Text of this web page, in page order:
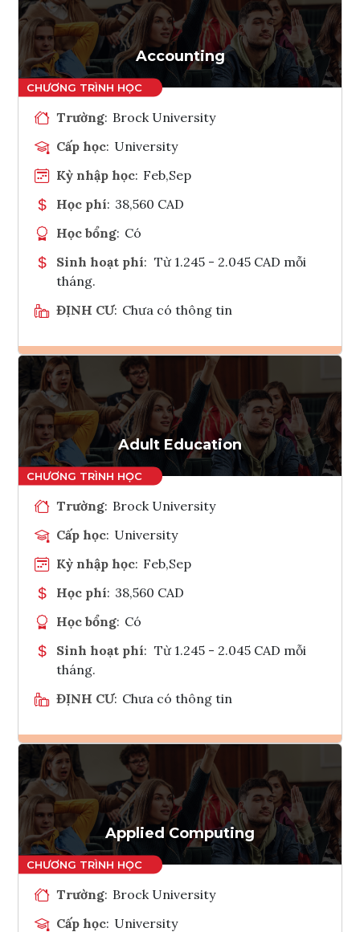
Tham vấn Interlink
Accounting
Trường: Brock University
Cấp học: University
Kỳ nhập học: Feb,Sep
Học phí: 38,560 CAD
Học bổng: Có
Sinh hoạt phí: Từ 1.245 - 2.045 CAD mỗi
tháng.
ĐỊNH CƯ: Chưa có thông tin
Ghi danh
Tham vấn Interlink
Adult Education
Trường: Brock University
Cấp học: University
Kỳ nhập học: Feb,Sep
Học phí: 38,560 CAD
Học bổng: Có
Sinh hoạt phí: Từ 1.245 - 2.045 CAD mỗi
tháng.
ĐỊNH CƯ: Chưa có thông tin
Ghi danh
Tham vấn Interlink
Applied Computing
Trường: Brock University
Cấp học: University